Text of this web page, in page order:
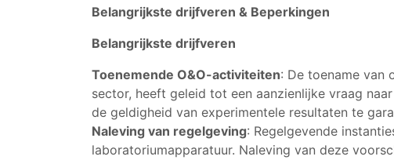
Belangrijkste drijfveren & Beperkingen
Belangrijkste drijfveren
Toenemende O&O-activiteiten: De toename van
sector, heeft geleid tot een aanzienlijke vraag
de geldigheid van experimentele resultaten te
Naleving van regelgeving: Regelgevende
laboratoriumapparatuur. Naleving van deze